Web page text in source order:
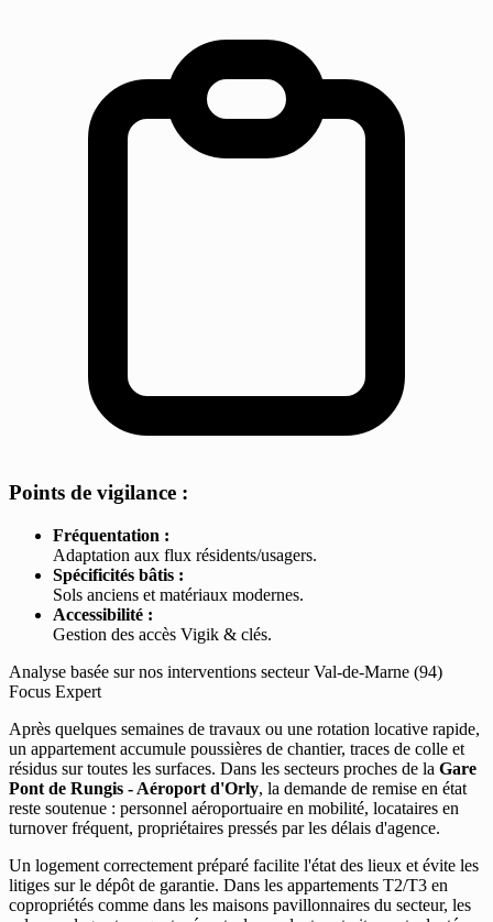
Points de vigilance :
Fréquentation :
Adaptation aux flux résidents/usagers.
Spécificités bâtis :
Sols anciens et matériaux modernes.
Accessibilité :
Gestion des accès Vigik & clés.
Analyse basée sur nos interventions secteur Val-de-Marne (94)
Focus Expert
Après quelques semaines de travaux ou une rotation locative rapide,
un appartement accumule poussières de chantier, traces de colle et
résidus sur toutes les surfaces. Dans les secteurs proches de la Gare
Pont de Rungis - Aéroport d'Orly, la demande de remise en état
reste soutenue : personnel aéroportuaire en mobilité, locataires en
turnover fréquent, propriétaires pressés par les délais d'agence.
Un logement correctement préparé facilite l'état des lieux et évite les
litiges sur le dépôt de garantie. Dans les appartements T2/T3 en
copropriétés comme dans les maisons pavillonnaires du secteur, les